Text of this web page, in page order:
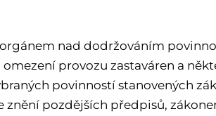
nad dodržováním
omezení provozu zastaváren a
povinností stanovených
znění pozdějších předpisů,